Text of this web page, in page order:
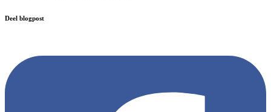
Deel blogpost